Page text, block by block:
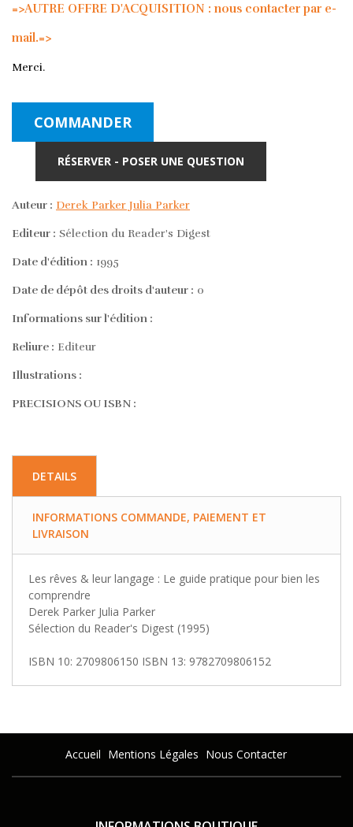
=>AUTRE OFFRE D'ACQUISITION : nous contacter par e-
mail.=>
Merci.
COMMANDER
RÉSERVER - POSER UNE QUESTION
Auteur : Derek Parker Julia Parker
Editeur : Sélection du Reader's Digest
Date d'édition : 1995
Date de dépôt des droits d'auteur : 0
Informations sur l'édition :
Reliure : Editeur
Illustrations :
PRECISIONS OU ISBN :
DETAILS
INFORMATIONS COMMANDE, PAIEMENT ET
LIVRAISON
Les rêves & leur langage : Le guide pratique pour bien les
comprendre
Derek Parker Julia Parker
Sélection du Reader's Digest (1995)
ISBN 10: 2709806150 ISBN 13: 9782709806152
Accueil Mentions Légales Nous Contacter